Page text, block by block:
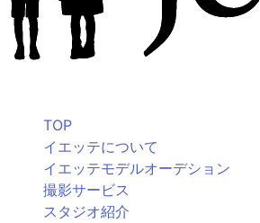
TOP
イエッテについて
イエッテモデルオーデション
撮影サービス
スタジオ紹介